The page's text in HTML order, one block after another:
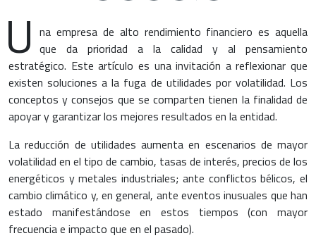
U na empresa de alto rendimiento financiero es aquella
que da prioridad a la calidad y al pensamiento
estratégico. Este artículo es una invitación a reflexionar que
existen soluciones a la fuga de utilidades por volatilidad. Los
conceptos y consejos que se comparten tienen la finalidad de
apoyar y garantizar los mejores resultados en la entidad.
La reducción de utilidades aumenta en escenarios de mayor
volatilidad en el tipo de cambio, tasas de interés, precios de los
energéticos y metales industriales; ante conflictos bélicos, el
cambio climático y, en general, ante eventos inusuales que han
estado manifestándose en estos tiempos (con mayor
frecuencia e impacto que en el pasado).